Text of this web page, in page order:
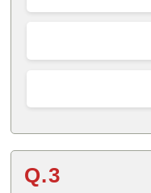
Q.3